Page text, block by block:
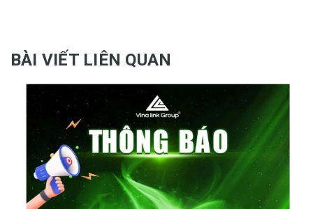
BÀI VIẾT LIÊN QUAN